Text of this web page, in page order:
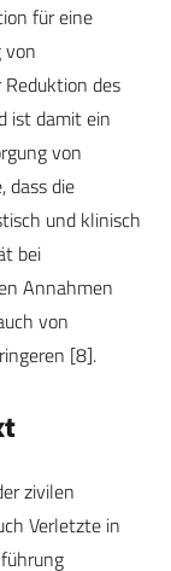
für eine
des
ist damit ein
von
dass die
und klinisch
bei
Annahmen
von
[8].
zivilen
Verletzte in